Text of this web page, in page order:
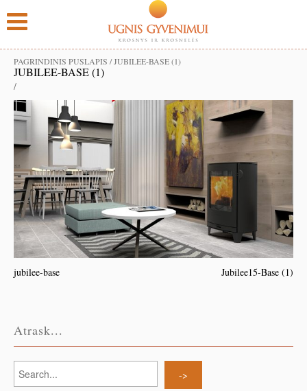
PAGRINDINIS PUSLAPIS /JUBILEE-BASE (1)
JUBILEE-BASE (1)
/
jubilee-base Jubilee15-Base (1)
Atrask...